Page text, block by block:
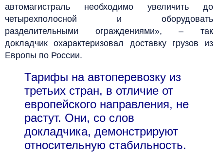
автомагистраль необходимо увеличить до
четырехполосной и оборудовать
разделительными ограждениями», – так
докладчик охарактеризовал доставку грузов из
Европы по России.
Тарифы на автоперевозку из
третьих стран, в отличие от
европейского направления, не
растут. Они, со слов
докладчика, демонстрируют
относительную стабильность.